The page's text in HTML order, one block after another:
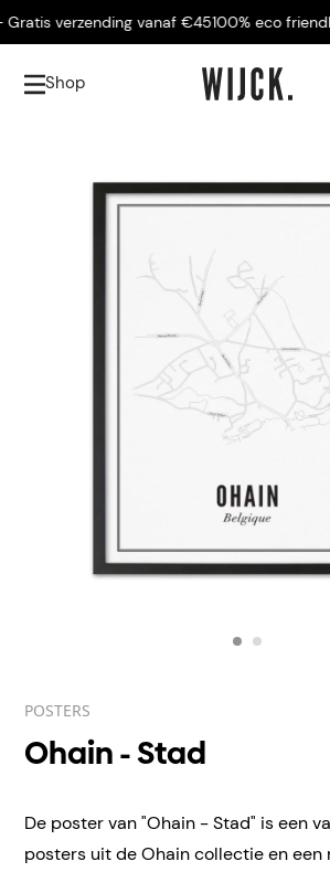
verzending vanaf €45100% eco friendly
Shop
POSTERS
Ohain - Stad
De poster van "Ohain - Stad" is een
posters uit de Ohain collectie en een